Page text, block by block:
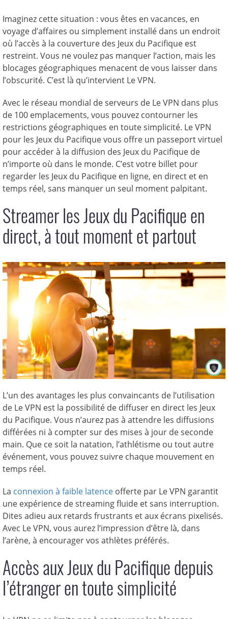
Imaginez cette situation : vous êtes en vacances, en
voyage d’affaires ou simplement installé dans un endroit
où l’accès à la couverture des Jeux du Pacifique est
restreint. Vous ne voulez pas manquer l’action, mais les
blocages géographiques menacent de vous laisser dans
l’obscurité. C’est là qu’intervient Le VPN.
Avec le réseau mondial de serveurs de Le VPN dans plus
de 100 emplacements, vous pouvez contourner les
restrictions géographiques en toute simplicité. Le VPN
pour les Jeux du Pacifique vous offre un passeport virtuel
pour accéder à la diffusion des Jeux du Pacifique de
n’importe où dans le monde. C’est votre billet pour
regarder les Jeux du Pacifique en ligne, en direct et en
temps réel, sans manquer un seul moment palpitant.
Streamer les Jeux du Pacifique en
direct, à tout moment et partout
L’un des avantages les plus convaincants de l’utilisation
de Le VPN est la possibilité de diffuser en direct les Jeux
du Pacifique. Vous n’aurez pas à attendre les diffusions
différées ni à compter sur des mises à jour de seconde
main. Que ce soit la natation, l’athlétisme ou tout autre
événement, vous pouvez suivre chaque mouvement en
temps réel.
La connexion à faible latence offerte par Le VPN garantit
une expérience de streaming fluide et sans interruption.
Dites adieu aux retards frustrants et aux écrans pixelisés.
Avec Le VPN, vous aurez l’impression d’être là, dans
l’arène, à encourager vos athlètes préférés.
Accès aux Jeux du Pacifique depuis
l’étranger en toute simplicité